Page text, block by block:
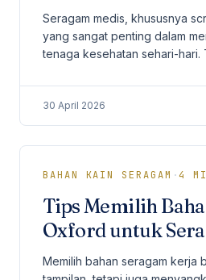
Seragam medis, khususnya
yang sangat penting dalam
tenaga kesehatan sehari-hari.
memberikan...
30 April 2026
BAHAN KAIN SERAGAM ·4
Tips Memilih
Oxford untuk
Memilih bahan seragam kerja